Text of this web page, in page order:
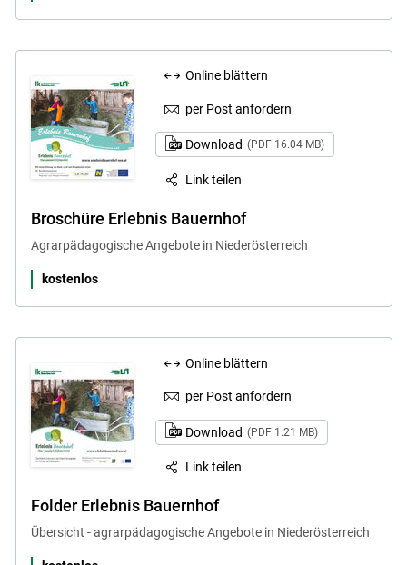
Online blättern
per Post anfordern
Download (PDF 16.04 MB)
Link teilen
Broschüre Erlebnis Bauernhof
Agrarpädagogische Angebote in Niederösterreich
kostenlos
Online blättern
per Post anfordern
Download (PDF 1.21 MB)
Link teilen
Folder Erlebnis Bauernhof
Übersicht - agrarpädagogische Angebote in Niederösterreich